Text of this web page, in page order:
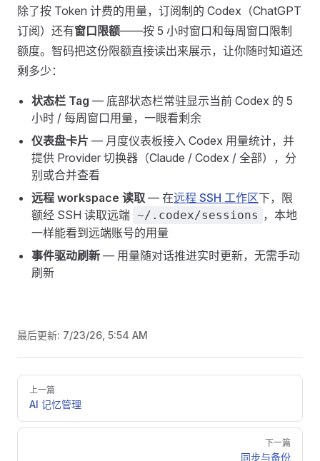
除了按 Token 计费的用量，订阅制的 Codex（ChatGPT
订阅）还有窗口限额——按 5 小时窗口和每周窗口限制
额度。智码把这份限额直接读出来展示，让你随时知道还
剩多少：
状态栏 Tag — 底部状态栏常驻显示当前 Codex 的 5
小时 / 每周窗口用量，一眼看剩余
仪表盘卡片 — 月度仪表板接入 Codex 用量统计，并
提供 Provider 切换器（Claude / Codex / 全部），分
别或合并查看
远程 workspace 读取 — 在远程 SSH 工作区下，限
额经 SSH 读取远端 ~/.codex/sessions ，本地
一样能看到远端账号的用量
事件驱动刷新 — 用量随对话推进实时更新，无需手动
刷新
最后更新: 7/23/26, 5:54 AM
Pager
上一篇
AI 记忆管理
下一篇
同步与备份